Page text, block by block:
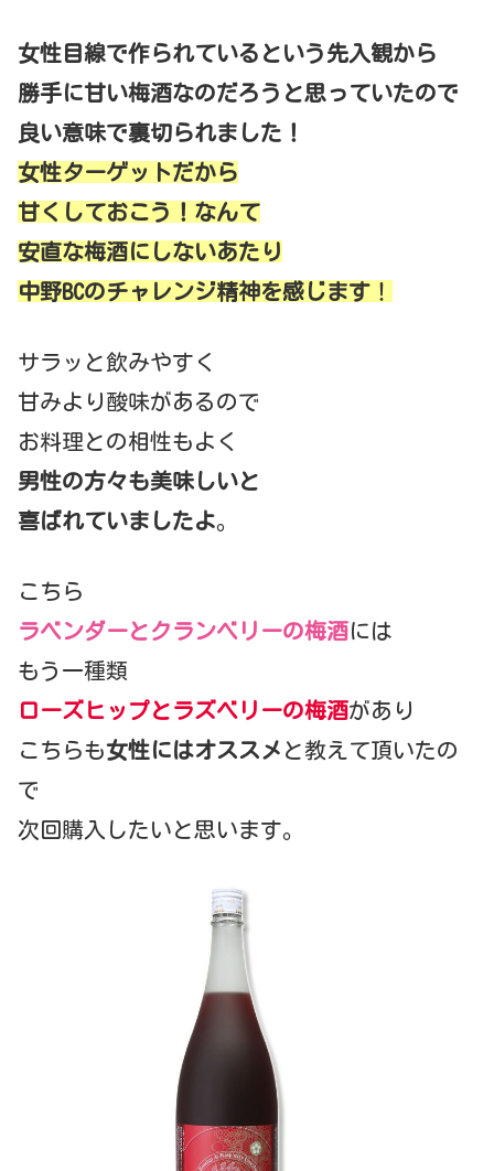
女性目線で作られているという先入観から
勝手に甘い梅酒なのだろうと思っていたので
良い意味で裏切られました！
女性ターゲットだから
甘くしておこう！なんて
安直な梅酒にしないあたり
中野BCのチャレンジ精神を感じます ！
サラッと飲みやすく
甘みより酸味があるので
お料理との相性もよく
男性の方々も美味しいと
喜ばれていましたよ。
こちら
ラベンダーとクランベリーの梅酒には
もう一種類
ローズヒップとラズベリーの梅酒があり
こちらも女性にはオススメ と教えて頂いたの
で
次回購入したいと思います。